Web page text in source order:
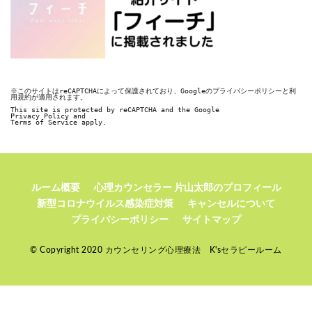
※このサイトはreCAPTCHAによって保護されており、Googleのプライバシーポリシーと利
用規約が適用されます。
This site is protected by reCAPTCHA and the Google
Privacy Policy and
Terms of Service apply.
ルーム概要
心理カウンセラー 片山太郎のプロフィール
新型コロナウイルス感染症対策
キャンセルについて
プライバシーポリシー
サイトマップ
© Copyright 2020 カウンセリング心理療法 K'sセラピールーム